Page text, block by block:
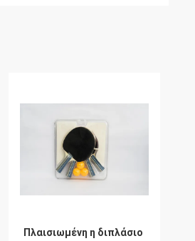
Πλαισιωμένη η διπλάσιο